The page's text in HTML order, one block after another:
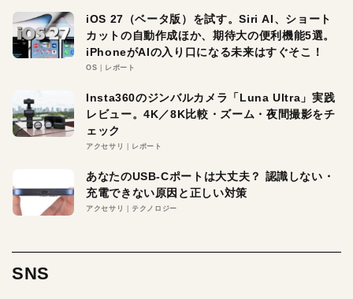
iOS 27（ベータ版）を試す。Siri AI、ショート
カットの自動作成ほか、期待大の便利機能5選。
iPhoneがAIの入り口になる未来はすぐそこ！
OS レポート
Insta360のジンバルカメラ「Luna Ultra」実践
レビュー。4K／8K比較・ズーム・夜間撮影をチ
ェック
アクセサリ レポート
あなたのUSB-Cポートは大丈夫？ 認識しない・
充電できない原因と正しい対策
アクセサリ テクノロジー
SNS